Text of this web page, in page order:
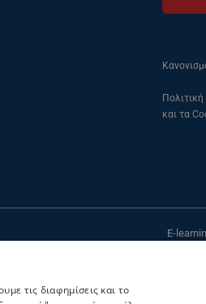
και τα
E-
τις διαφημίσεις και το